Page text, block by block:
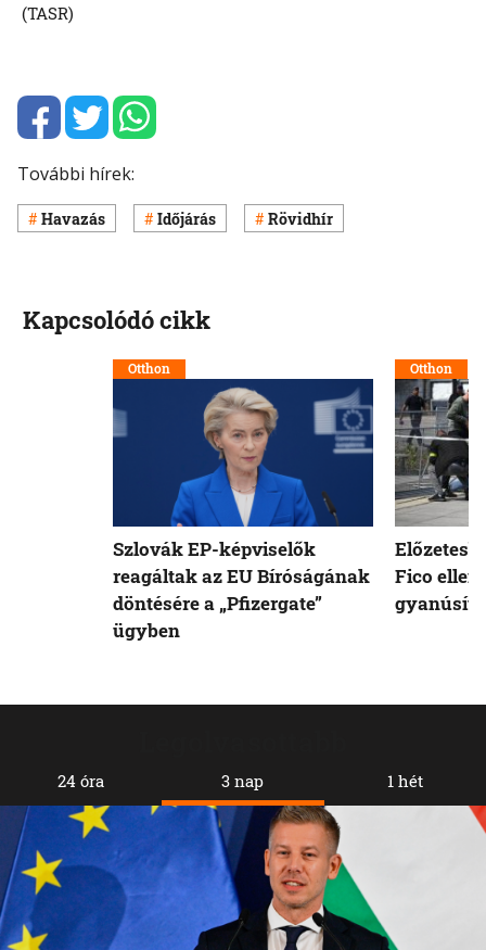
(TASR)
További hírek:
Havazás Időjárás Rövidhír
24 óra 3 nap 1 hét
Kapcsolódó cikk
Otthon
Szlovák EP-képviselők
reagáltak az EU Bíróságának
döntésére a „Pfizergate”
ügyben
Otthon
Fico